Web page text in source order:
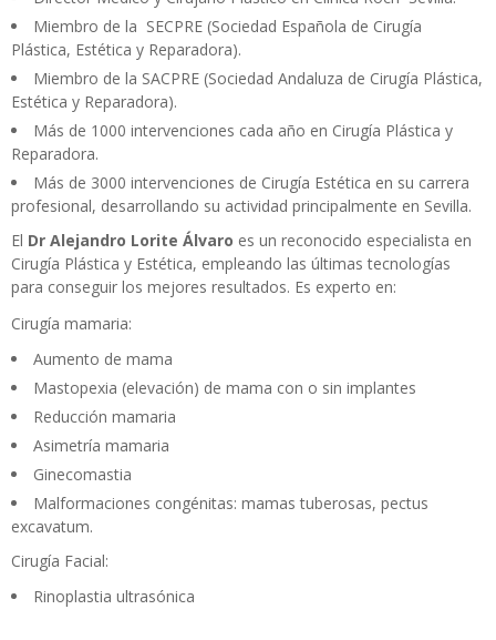
Miembro de la SECPRE (Sociedad Española de Cirugía
Plástica, Estética y Reparadora).
Miembro de la SACPRE (Sociedad Andaluza de Cirugía Plástica,
Estética y Reparadora).
Más de 1000 intervenciones cada año en Cirugía Plástica y
Reparadora.
Más de 3000 intervenciones de Cirugía Estética en su carrera
profesional, desarrollando su actividad principalmente en Sevilla.
El Dr Alejandro Lorite Álvaro es un reconocido especialista en
Cirugía Plástica y Estética, empleando las últimas tecnologías
para conseguir los mejores resultados. Es experto en:
Cirugía mamaria:
Aumento de mama
Mastopexia (elevación) de mama con o sin implantes
Reducción mamaria
Asimetría mamaria
Ginecomastia
Malformaciones congénitas: mamas tuberosas, pectus
excavatum.
Cirugía Facial:
Rinoplastia ultrasónica